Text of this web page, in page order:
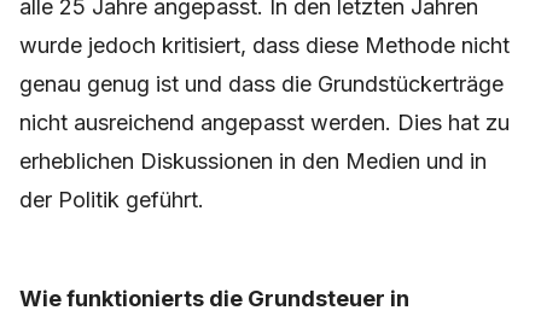
alle 25 Jahre angepasst. In den letzten Jahren
wurde jedoch kritisiert, dass diese Methode nicht
genau genug ist und dass die Grundstückerträge
nicht ausreichend angepasst werden. Dies hat zu
erheblichen Diskussionen in den Medien und in
der Politik geführt.
Wie funktionierts die Grundsteuer in